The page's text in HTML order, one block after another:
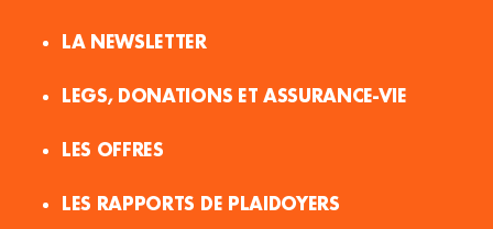
LA NEWSLETTER
LEGS, DONATIONS ET ASSURANCE-VIE
LES OFFRES
LES RAPPORTS DE PLAIDOYERS